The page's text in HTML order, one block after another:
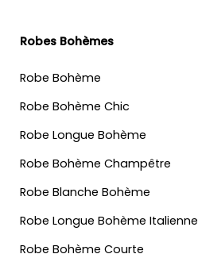
Robes Bohèmes
Robe Bohème
Robe Bohème Chic
Robe Longue Bohème
Robe Bohème Champêtre
Robe Blanche Bohème
Robe Longue Bohème Italienne
Robe Bohème Courte